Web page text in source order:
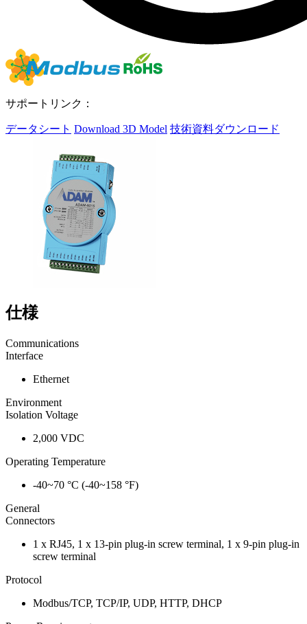
サポートリンク：
データシート Download 3D Model 技術資料ダウンロード
仕様
Communications
Interface
Ethernet
Environment
Isolation Voltage
2,000 VDC
Operating Temperature
-40~70 °C (-40~158 °F)
General
Connectors
1 x RJ45, 1 x 13-pin plug-in screw terminal, 1 x 9-pin plug-in
screw terminal
Protocol
Modbus/TCP, TCP/IP, UDP, HTTP, DHCP